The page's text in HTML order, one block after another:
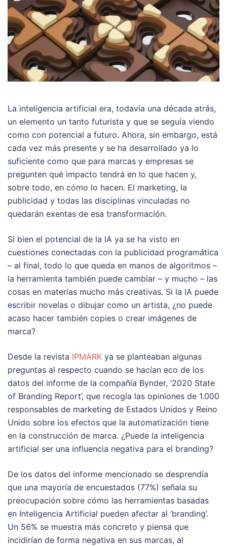
La inteligencia artificial era, todavía una década atrás,
un elemento un tanto futurista y que se seguía viendo
como con potencial a futuro. Ahora, sin embargo, está
cada vez más presente y se ha desarrollado ya lo
suficiente como que para marcas y empresas se
pregunten qué impacto tendrá en lo que hacen y,
sobre todo, en cómo lo hacen. El marketing, la
publicidad y todas las disciplinas vinculadas no
quedarán exentas de esa transformación.
Si bien el potencial de la IA ya se ha visto en
cuestiones conectadas con la publicidad programática
– al final, todo lo que queda en manos de algoritmos –
la herramienta también puede cambiar – y mucho – las
cosas en materias mucho más creativas. Si la IA puede
escribir novelas o dibujar como un artista, ¿no puede
acaso hacer también copies o crear imágenes de
marca?
Desde la revista IPMARK ya se planteaban algunas
preguntas al respecto cuando se hacían eco de los
datos del informe de la compañía Bynder, ‘2020 State
of Branding Report’, que recogía las opiniones de 1.000
responsables de marketing de Estados Unidos y Reino
Unido sobre los efectos que la automatización tiene
en la construcción de marca. ¿Puede la inteligencia
artificial ser una influencia negativa para el branding?
De los datos del informe mencionado se desprendía
que una mayoría de encuestados (77%) señala su
preocupación sobre cómo las herramientas basadas
en Inteligencia Artificial pueden afectar al ‘branding’.
Un 56% se muestra más concreto y piensa que
incidirían de forma negativa en sus marcas, al